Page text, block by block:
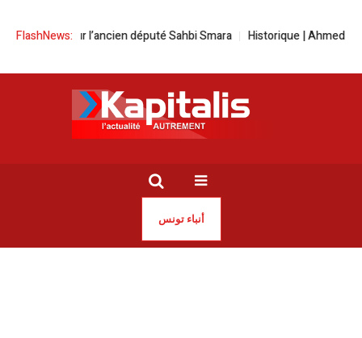
FlashNews:
pour l’ancien député Sahbi Smara Historique | Ahmed Jaouadi
أنباء تونس